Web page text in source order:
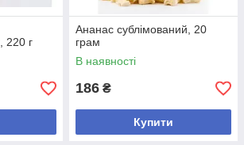
220 г
Ананас сублімований, 20
грам
В наявності
186 ₴
Купити